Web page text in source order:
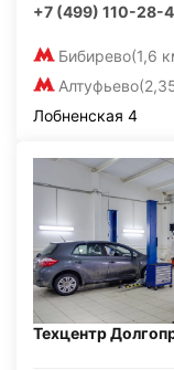
+7 (499) 110-28-
Бибирево(1,6
Алтуфьево
Лобненская 4
Техцентр